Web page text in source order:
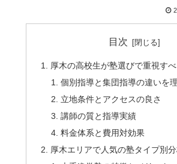
目次
厚木の高校生が塾選びで重視す
個別指導と集団指導の違いを
立地条件とアクセスの良さ
講師の質と指導実績
料金体系と費用対効果
厚木エリアで人気の塾タイプ別